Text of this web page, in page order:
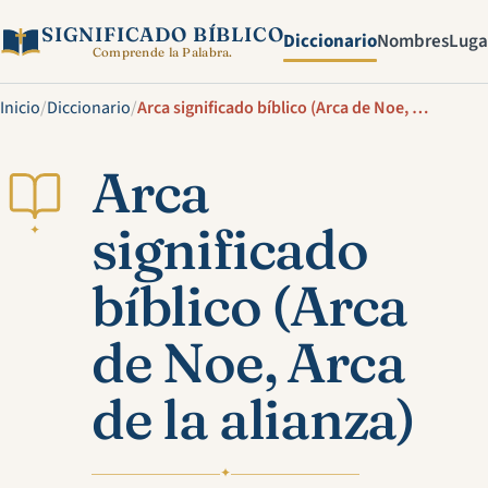
SIGNIFICADO BÍBLICO
Comprende la Palabra. DiccionarioNombres
Inicio/Diccionario/ Arca significado bíblico (Arca de Noe, Arca de la alianza)
✦
Arca
significado
bíblico (Arca
de Noe, Arca
de la alianza)
✦